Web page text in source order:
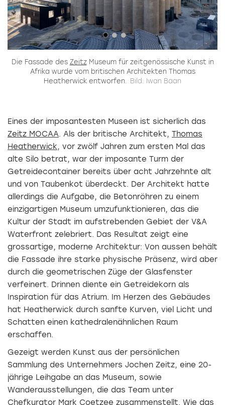
Die Fassade des ZeitzMuseum für zeitgenössische Kunst in
Afrika wurde vom britischen Architekten Thomas
Heatherwick entworfen.
Bild: Iwan Baan
Eines der imposantesten Museen ist sicherlich das
Zeitz MOCAA. Als der britische Architekt, Thomas
Heatherwick, vor zwölf Jahren zum ersten Mal das
alte Silo betrat, war der imposante Turm der
Getreidecontainer bereits über acht Jahrzehnte alt
und von Taubenkot überdeckt. Der Architekt hatte
allerdings die Aufgabe, die Betonröhren zu einem
einzigartigen Museum umzufunktionieren, das die
Kultur der Stadt im aufstrebenden Gebiet der V&A
Waterfront zelebriert. Das Resultat zeigt eine
grossartige, moderne Architektur: Von aussen behält
die Fassade ihre starke physische Präsenz, wird aber
durch die geometrischen Züge der Glasfenster
verfeinert. Drinnen diente ein Getreidekorn als
Inspiration für das Atrium. Im Herzen des Gebäudes
hat Heatherwick durch sanfte Kurven, viel Licht und
Schatten einen kathedralenähnlichen Raum
erschaffen.
Gezeigt werden Kunst aus der persönlichen
Sammlung des Unternehmers Jochen Zeitz, eine 20-
jährige Leihgabe an das Museum, sowie
Wanderausstellungen, die das Team unter
Chefkurator Mark Coetzee zusammenstellt. Wie das